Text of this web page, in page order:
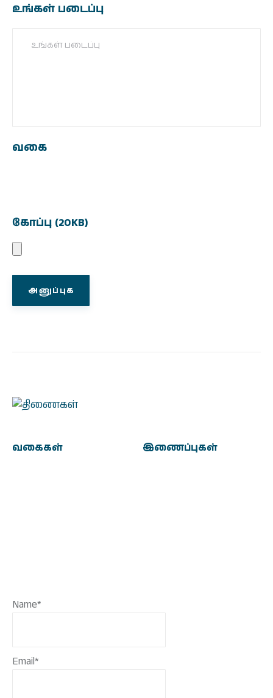
உங்கள் படைப்பு
வகை
கோப்பு (20KB)
வகைகள் இணைப்புகள்
Name*
Email*